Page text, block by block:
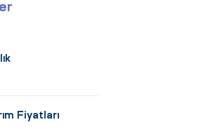
Fiyatları